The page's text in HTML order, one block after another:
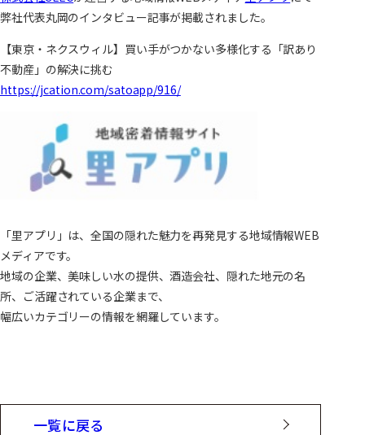
弊社代表丸岡のインタビュー記事が掲載されました。
【東京・ネクスウィル】買い手がつかない多様化する「訳あり
不動産」の解決に挑む
https://jcation.com/satoapp/916/
「里アプリ」は、全国の隠れた魅力を再発見する地域情報WEB
メディアです。
地域の企業、美味しい水の提供、酒造会社、隠れた地元の名
所、ご活躍されている企業まで、
幅広いカテゴリーの情報を網羅しています。
一覧に戻る